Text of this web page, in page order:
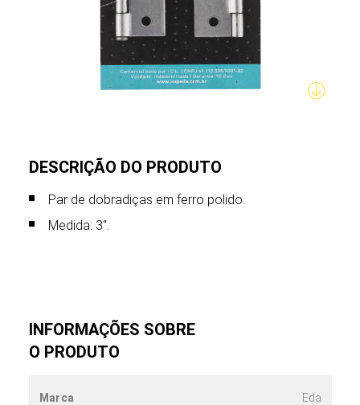
DESCRIÇÃO DO PRODUTO
Par de dobradiças em ferro polido.
Medida: 3".
INFORMAÇÕES SOBRE
O PRODUTO
Marca Eda